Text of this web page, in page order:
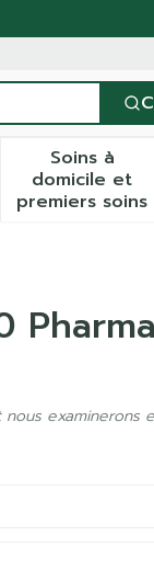
vitamines
et enfants
la catégorie
sous-menu
Soins à
domicile et
premiers soins
examinerons